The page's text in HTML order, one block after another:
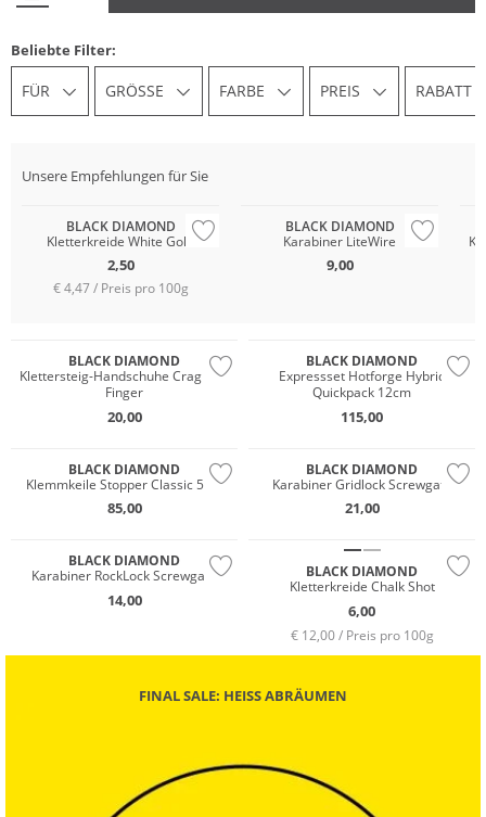
Beliebte Filter:
FÜR GRÖSSE FARBE PREIS RABATT
Unsere Empfehlungen für Sie
BLACK DIAMOND
Kletterkreide White Gold
2,50
€ 4,47 / Preis pro 100g
BLACK DIAMOND
Karabiner LiteWire
9,00
BLACK DIAMOND
Klettersteig-Handschuhe Crag Half
Finger
20,00
BLACK DIAMOND
Expressset Hotforge Hybrid
Quickpack 12cm
115,00
BLACK DIAMOND
Klemmkeile Stopper Classic 5-11
85,00
BLACK DIAMOND
Karabiner Gridlock Screwgate
21,00
BLACK DIAMOND
Karabiner RockLock Screwgate
14,00
BLACK DIAMOND
Kletterkreide Chalk Shot
6,00
€ 12,00 / Preis pro 100g
FINAL SALE: HEISS ABRÄUMEN